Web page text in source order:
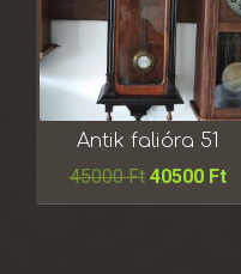
Antik falióra 51
45000Ft 40500 Ft